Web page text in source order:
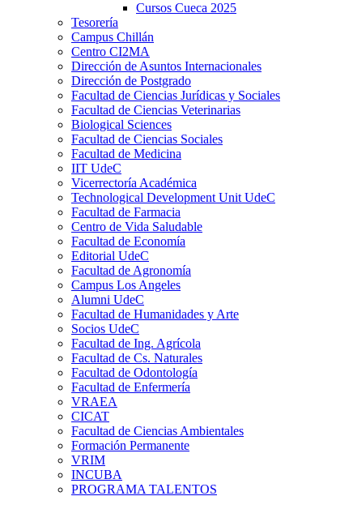
Cursos Cueca 2025
Tesorería
Campus Chillán
Centro CI2MA
Dirección de Asuntos Internacionales
Dirección de Postgrado
Facultad de Ciencias Jurídicas y Sociales
Facultad de Ciencias Veterinarias
Biological Sciences
Facultad de Ciencias Sociales
Facultad de Medicina
IIT UdeC
Vicerrectoría Académica
Technological Development Unit UdeC
Facultad de Farmacia
Centro de Vida Saludable
Facultad de Economía
Editorial UdeC
Facultad de Agronomía
Campus Los Angeles
Alumni UdeC
Facultad de Humanidades y Arte
Socios UdeC
Facultad de Ing. Agrícola
Facultad de Cs. Naturales
Facultad de Odontología
Facultad de Enfermería
VRAEA
CICAT
Facultad de Ciencias Ambientales
Formación Permanente
VRIM
INCUBA
PROGRAMA TALENTOS